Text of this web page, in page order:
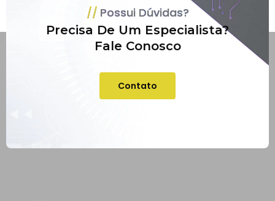
Possui Dúvidas?
Precisa De Um Especialista?
Fale Conosco
Contato